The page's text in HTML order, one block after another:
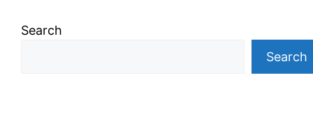
Search
Search